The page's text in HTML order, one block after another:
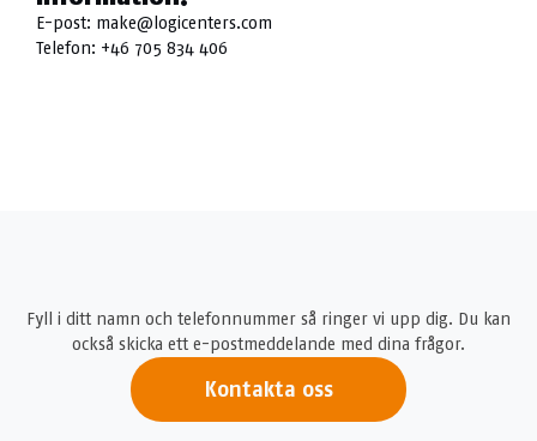
E-post: make@logicenters.com
Telefon: +46 705 834 406
Fyll i ditt namn och telefonnummer så ringer vi upp dig. Du kan
också skicka ett e-postmeddelande med dina frågor.
Kontakta oss